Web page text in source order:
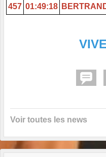
457 01:49:18
Voir toutes les news